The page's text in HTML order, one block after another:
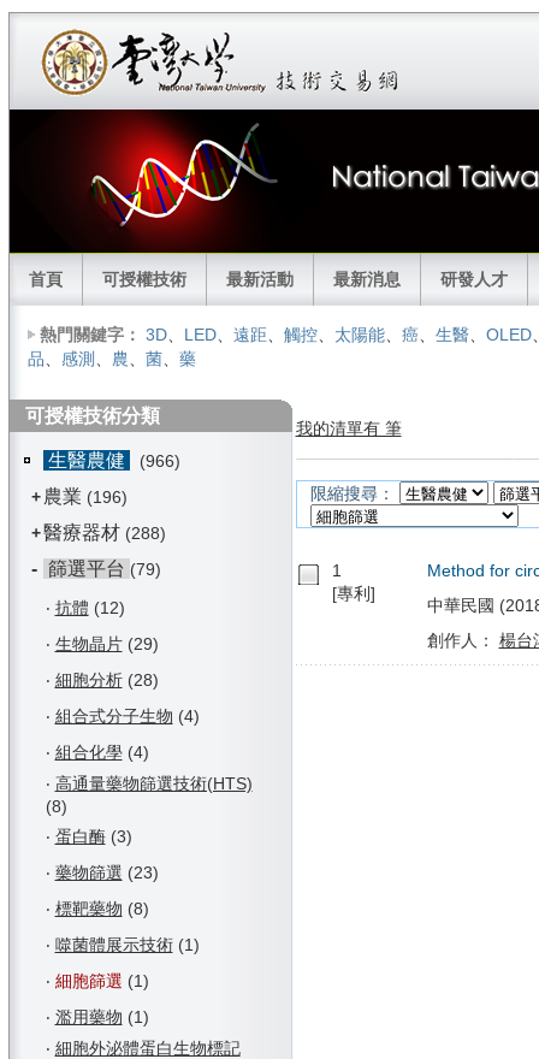
首頁 可授權技術 最新活動 最新消息 研發人才
熱門關鍵字： 3D、 LED、 遠距、 觸控、 太陽能、 癌、 生醫、 OLED
品、 感測 、 農、 菌、 藥
可授權技術分類
生醫農健
(966)
+ 農業 (196)
+醫療器材 (288)
- 篩選平台 (79)
‧ 抗體 (12)
‧ 生物晶片(29)
‧ 細胞分析(28)
‧ 組合式分子生物 (4)
‧ 組合化學(4)
‧ 高通量藥物篩選技術(HTS)
(8)
‧ 蛋白酶(3)
‧ 藥物篩選 (23)
‧ 標靶藥物 (8)
‧ 噬菌體展示技術(1)
‧ 細胞篩選 (1)
‧ 濫用藥物 (1)
‧ 細胞外泌體蛋白生物標記
我的清單有 筆
限縮搜尋：
1
[專利]
Method for
中華民國
創作人： 楊台